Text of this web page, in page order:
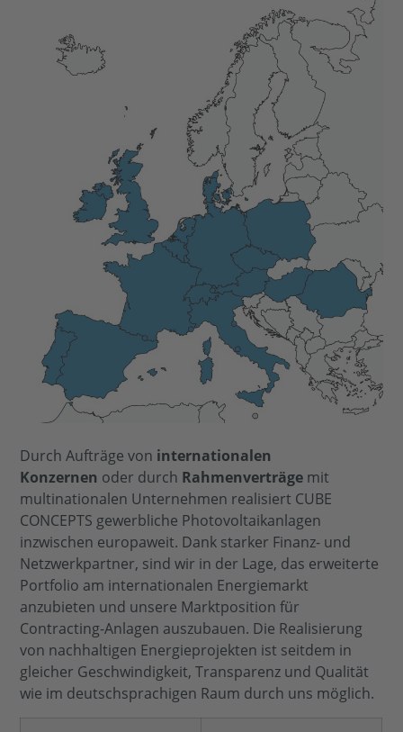
Durch Aufträge von internationalen
Konzernen oder durch Rahmenverträge mit
multinationalen Unternehmen realisiert CUBE
CONCEPTS gewerbliche Photovoltaikanlagen
inzwischen europaweit. Dank starker Finanz- und
Netzwerkpartner, sind wir in der Lage, das erweiterte
Portfolio am internationalen Energiemarkt
anzubieten und unsere Marktposition für
Contracting-Anlagen auszubauen. Die Realisierung
von nachhaltigen Energieprojekten ist seitdem in
gleicher Geschwindigkeit, Transparenz und Qualität
wie im deutschsprachigen Raum durch uns möglich.